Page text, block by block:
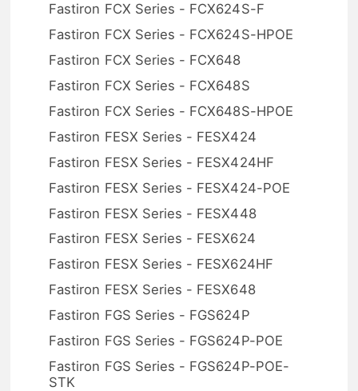
Fastiron FCX Series - FCX624S-F
Fastiron FCX Series - FCX624S-HPOE
Fastiron FCX Series - FCX648
Fastiron FCX Series - FCX648S
Fastiron FCX Series - FCX648S-HPOE
Fastiron FESX Series - FESX424
Fastiron FESX Series - FESX424HF
Fastiron FESX Series - FESX424-POE
Fastiron FESX Series - FESX448
Fastiron FESX Series - FESX624
Fastiron FESX Series - FESX624HF
Fastiron FESX Series - FESX648
Fastiron FGS Series - FGS624P
Fastiron FGS Series - FGS624P-POE
Fastiron FGS Series - FGS624P-POE-
STK